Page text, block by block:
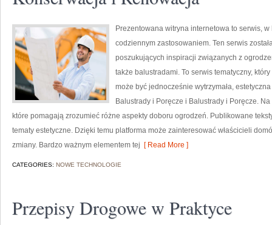
Prezentowana witryna internetowa to serwis,
codziennym zastosowaniem. Ten serwis
poszukujących inspiracji związanych z
także balustradami. To serwis tematyczny,
może być jednocześnie wytrzymała,
Balustrady i Poręcze i Balustrady i Poręcze.
które pomagają zrozumieć różne aspekty doboru ogrodzeń. Publikowane
tematy estetyczne. Dzięki temu platforma może zainteresować właścicieli
zmiany. Bardzo ważnym elementem tej [ Read More ]
CATEGORIES: NOWE TECHNOLOGIE
Przepisy Drogowe w Praktyce